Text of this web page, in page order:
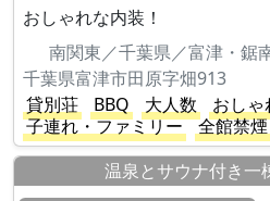
おしゃれな内装！
南関東／千葉県／富津・鋸
千葉県富津市田原字畑913
貸別荘
BBQ 大人数 おしゃ
子連れ・ファミリー
全館禁煙
温泉とサウナ付き一